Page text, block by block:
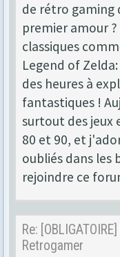
de rétro gaming
premier amour
classiques
Legend of
des heures à
fantastiques !
surtout des jeux
80 et 90, et
oubliés dans les
rejoindre ce
Re:
Retrogamer